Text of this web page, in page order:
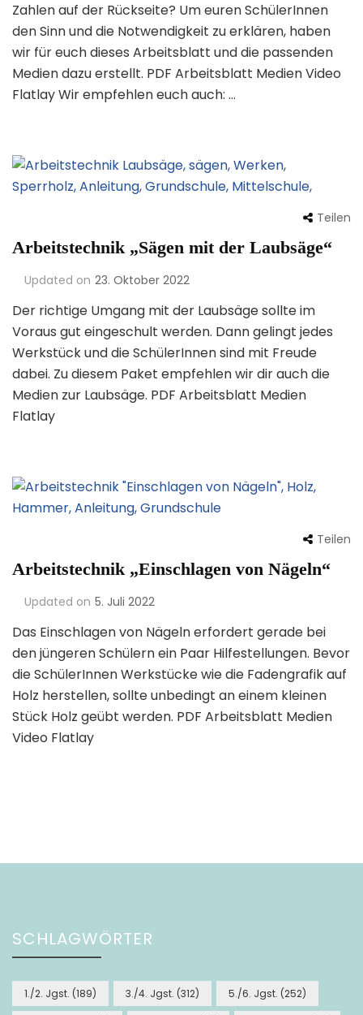
Zahlen auf der Rückseite? Um euren SchülerInnen
den Sinn und die Notwendigkeit zu erklären, haben
wir für euch dieses Arbeitsblatt und die passenden
Medien dazu erstellt. PDF Arbeitsblatt Medien Video
Flatlay Wir empfehlen euch auch: …
Teilen
Arbeitstechnik „Sägen mit der Laubsäge“
Updated on 23. Oktober 2022
Der richtige Umgang mit der Laubsäge sollte im
Voraus gut eingeschult werden. Dann gelingt jedes
Werkstück und die SchülerInnen sind mit Freude
dabei. Zu diesem Paket empfehlen wir dir auch die
Medien zur Laubsäge. PDF Arbeitsblatt Medien
Flatlay
Teilen
Arbeitstechnik „Einschlagen von Nägeln“
Updated on 5. Juli 2022
Das Einschlagen von Nägeln erfordert gerade bei
den jüngeren Schülern ein Paar Hilfestellungen. Bevor
die SchülerInnen Werkstücke wie die Fadengrafik auf
Holz herstellen, sollte unbedingt an einem kleinen
Stück Holz geübt werden. PDF Arbeitsblatt Medien
Video Flatlay
SCHLAGWÖRTER
1./2. Jgst. (189) 3./4. Jgst. (312) 5./6. Jgst. (252)